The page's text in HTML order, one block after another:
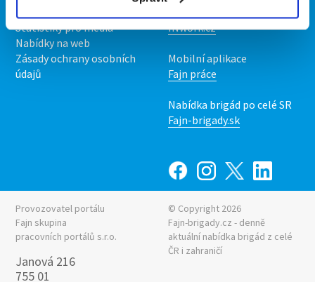
Statistiky pro média
Nabídky na web
Zásady ochrany osobních
údajů
INwork.cz
Mobilní aplikace
Fajn práce
Nabídka brigád po celé SR
Fajn-brigady.sk
Provozovatel portálu
Fajn skupina
pracovních portálů s.r.o.
Janová 216
755 01
© Copyright 2026
Fajn-brigady.cz - denně
aktuální nabídka brigád z celé
ČR i zahraničí